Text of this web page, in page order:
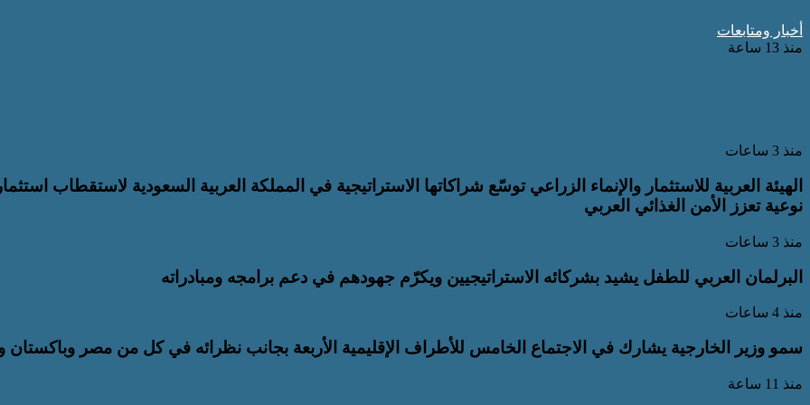
أخبار ومتابعات
منذ 13 ساعة
منذ 3 ساعات
الهيئة العربية للاستثمار والإنماء الزراعي توسّع شراكاتها الاستراتيجية في المملكة العربية السعودية لاستقطاب
نوعية تعزز الأمن الغذائي العربي
منذ 3 ساعات
البرلمان العربي للطفل يشيد بشركائه الاستراتيجيين ويكرّم جهودهم في دعم برامجه ومبادراته
منذ 4 ساعات
سمو وزير الخارجية يشارك في الاجتماع الخامس للأطراف الإقليمية الأربعة بجانب نظرائه في كل من مصر وباكستان
منذ 11 ساعة